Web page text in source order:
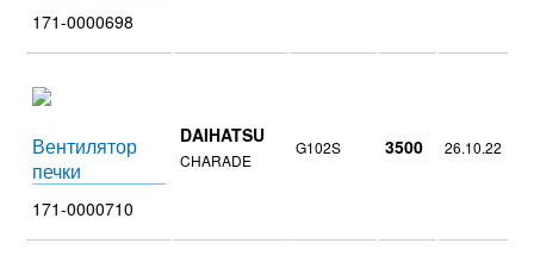
171-0000698
Вентилятор
печки
171-0000710
DAIHATSU
CHARADE
G102S 3500 26.10.22